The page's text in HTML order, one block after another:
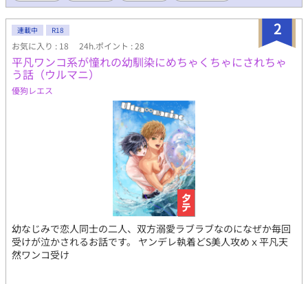
2
連載中 R18
お気に入り : 18 24h.ポイント : 28
平凡ワンコ系が憧れの幼馴染にめちゃくちゃにされちゃ
う話（ウルマニ）
優狗レエス
幼なじみで恋人同士の二人、双方溺愛ラブラブなのになぜか毎回
受けが泣かされるお話です。 ヤンデレ執着どS美人攻めｘ平凡天
然ワンコ受け